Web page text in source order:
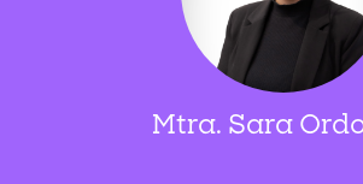
Mtra. Sara